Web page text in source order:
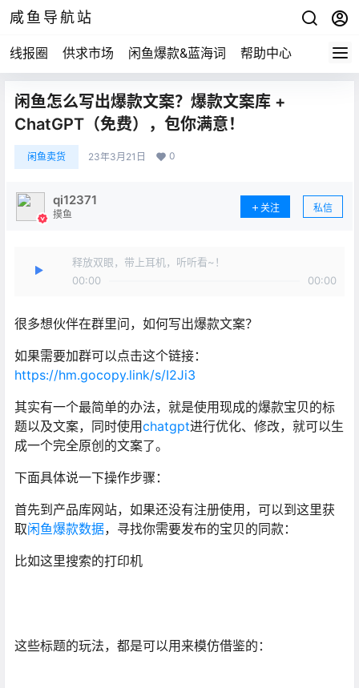
咸鱼导航站
线报圈 供求市场 闲鱼爆款&蓝海词 帮助中心
闲鱼怎么写出爆款文案？爆款文案库 +
ChatGPT（免费），包你满意！
闲鱼卖货 23年3月21日 0
qi12371
摸鱼
关注 私信
释放双眼，带上耳机，听听看~！
00:00
00:00
很多想伙伴在群里问，如何写出爆款文案？
如果需要加群可以点击这个链接：
https://hm.gocopy.link/s/I2Ji3
其实有一个最简单的办法，就是使用现成的爆款宝贝的标
题以及文案，同时使用chatgpt进行优化、修改，就可以生
成一个完全原创的文案了。
下面具体说一下操作步骤：
首先到产品库网站，如果还没有注册使用，可以到这里获
取闲鱼爆款数据，寻找你需要发布的宝贝的同款：
比如这里搜索的打印机
这些标题的玩法，都是可以用来模仿借鉴的：